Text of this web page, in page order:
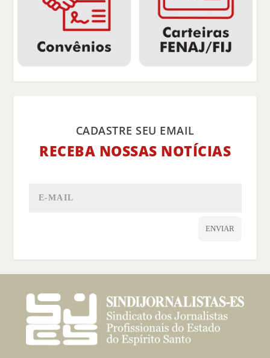
CADASTRE SEU EMAIL
RECEBA NOSSAS NOTÍCIAS
ENVIAR